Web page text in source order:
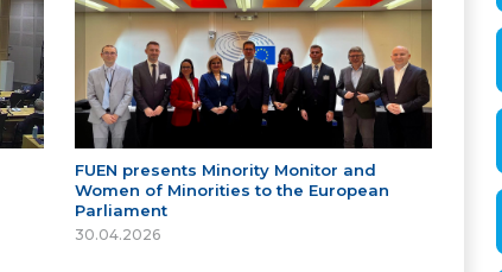
FUEN presents Minority Monitor and
Women of Minorities to the European
Parliament
30.04.2026